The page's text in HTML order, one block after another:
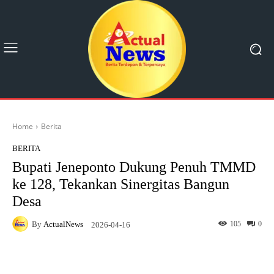
Home Berita
BERITA
Bupati Jeneponto Dukung Penuh TMMD
ke 128, Tekankan Sinergitas Bangun
Desa
By ActualNews 2026-04-16 0
105